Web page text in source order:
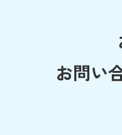
お問い